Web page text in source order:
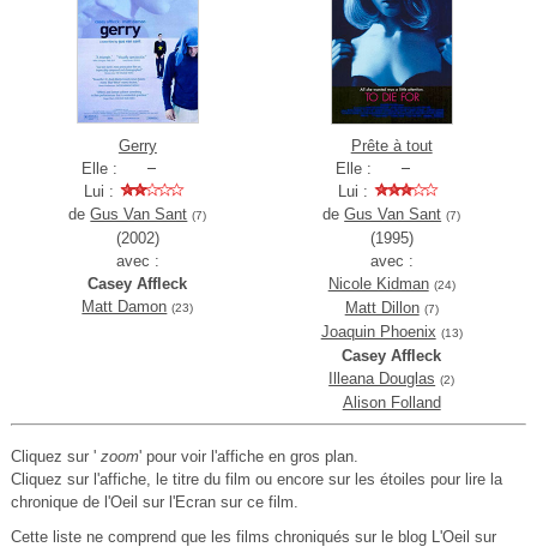
Gerry
Elle :
Lui :
deGus Van Sant (7)
(2002)
avec :
Casey Affleck
Matt Damon (23)
Prête à tout
Elle :
Lui :
deGus Van Sant (7)
(1995)
avec :
Nicole Kidman (24)
Matt Dillon (7)
Joaquin Phoenix (13)
Casey Affleck
Illeana Douglas (2)
Alison Folland
Cliquez sur ' zoom' pour voir l'affiche en gros plan.
Cliquez sur l'affiche, le titre du film ou encore sur les étoiles pour lire la
chronique de l'Oeil sur l'Ecran sur ce film.
Cette liste ne comprend que les films chroniqués sur le blog L'Oeil sur